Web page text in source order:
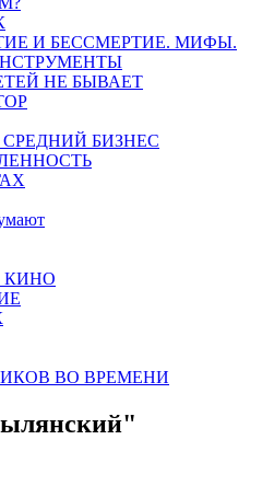
И БЕССМЕРТИЕ. МИФЫ.
НЕ БЫВАЕТ
БИЗНЕС
КИНО
ВО ВРЕМЕНИ